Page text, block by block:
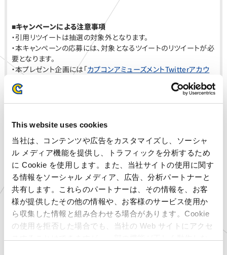
This website uses cookies
当社は、コンテンツや広告をカスタマイズし、ソーシャ
ル メディア機能を提供し、トラフィックを分析するため
に Cookie を使用します。また、当社サイトの使用に関す
る情報をソーシャル メディア、広告、分析パートナーと
共有します。これらのパートナーは、その情報を、お客
様が提供したその他の情報や、お客様のサービス使用か
ら収集した情報と組み合わせる場合があります。Cookie
の使用を拒否した場合でも、当社の Web サイトにアクセ
■キャンペーンによる注意事項
・引用リツイートは抽選の対象外となります。
・本キャンペーンの応募には、対象となるツイートのリツイートが必
要となります。
・本プレゼント企画には「カプコンアミューズメントTwitterアカウ
・抽選前に各アカウントのフォローを解除された場合、抽選の対象
外となります。
す。（当選した方には事前にダイレクトメールにてお知らせさせて頂
・16歳未満のお客様は、保護者の方の同意を得た上でご応募くだ
さい。
・本キャンペーンは、予告なくキャンペーン内容や開催期間の変更
等をさせて頂く場合がございます。あらかじめご了承下さい。
・個人情報は、お客様への連絡、本プレゼント企画運営の目的に限
り使用いたします。
・その他、当社における個人情報の取扱いについては、当社公式
WEBサイトにおいて定める「 プライバシーポリシー」に従うものとい
たします。